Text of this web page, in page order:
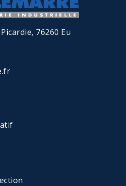
76260 Eu